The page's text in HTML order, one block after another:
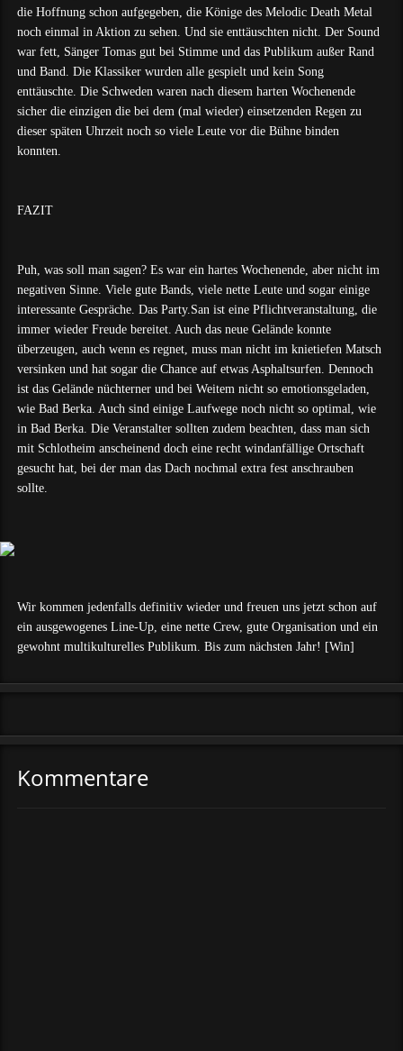
die Hoffnung schon aufgegeben, die Könige des Melodic Death Metal
noch einmal in Aktion zu sehen. Und sie enttäuschten nicht. Der Sound
war fett, Sänger Tomas gut bei Stimme und das Publikum außer Rand
und Band. Die Klassiker wurden alle gespielt und kein Song
enttäuschte. Die Schweden waren nach diesem harten Wochenende
sicher die einzigen die bei dem (mal wieder) einsetzenden Regen zu
dieser späten Uhrzeit noch so viele Leute vor die Bühne binden
konnten.
FAZIT
Puh, was soll man sagen? Es war ein hartes Wochenende, aber nicht im
negativen Sinne. Viele gute Bands, viele nette Leute und sogar einige
interessante Gespräche. Das Party.San ist eine Pflichtveranstaltung, die
immer wieder Freude bereitet. Auch das neue Gelände konnte
überzeugen, auch wenn es regnet, muss man nicht im knietiefen Matsch
versinken und hat sogar die Chance auf etwas Asphaltsurfen. Dennoch
ist das Gelände nüchterner und bei Weitem nicht so emotionsgeladen,
wie Bad Berka. Auch sind einige Laufwege noch nicht so optimal, wie
in Bad Berka. Die Veranstalter sollten zudem beachten, dass man sich
mit Schlotheim anscheinend doch eine recht windanfällige Ortschaft
gesucht hat, bei der man das Dach nochmal extra fest anschrauben
sollte.
Wir kommen jedenfalls definitiv wieder und freuen uns jetzt schon auf
ein ausgewogenes Line-Up, eine nette Crew, gute Organisation und ein
gewohnt multikulturelles Publikum. Bis zum nächsten Jahr! [Win]
Kommentare